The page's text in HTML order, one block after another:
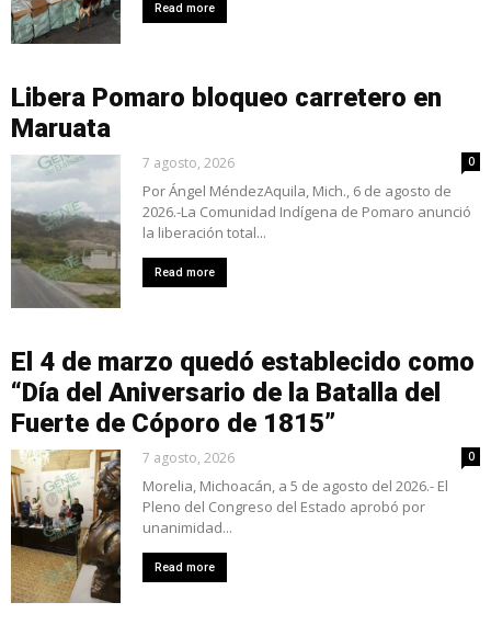
Read more
Libera Pomaro bloqueo carretero en
Maruata
7 agosto, 2026 0
Por Ángel MéndezAquila, Mich., 6 de agosto de
2026.-La Comunidad Indígena de Pomaro anunció
la liberación total...
Read more
El 4 de marzo quedó establecido como
“Día del Aniversario de la Batalla del
Fuerte de Cóporo de 1815”
7 agosto, 2026 0
Morelia, Michoacán, a 5 de agosto del 2026.- El
Pleno del Congreso del Estado aprobó por
unanimidad...
Read more